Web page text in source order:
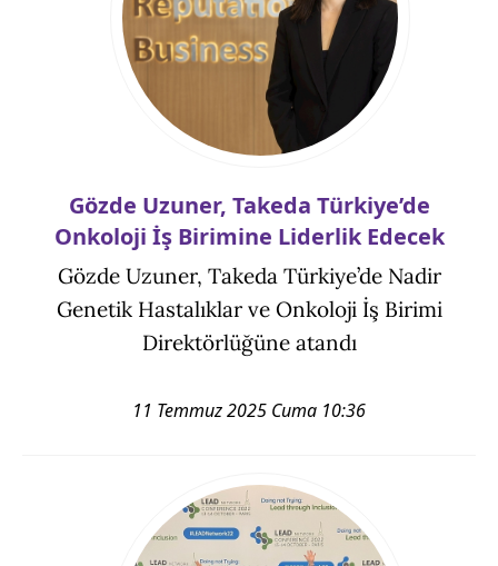
Gözde Uzuner, Takeda Türkiye’de
Onkoloji İş Birimine Liderlik Edecek
Gözde Uzuner, Takeda Türkiye’de Nadir
Genetik Hastalıklar ve Onkoloji İş Birimi
Direktörlüğüne atandı
11 Temmuz 2025 Cuma 10:36